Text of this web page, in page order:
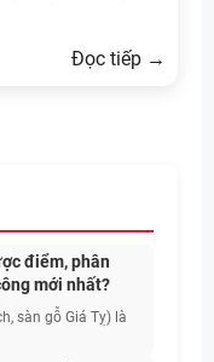
Đọc tiếp →
điểm, phân
mới nhất?
sàn gỗ Giá Tỵ) là